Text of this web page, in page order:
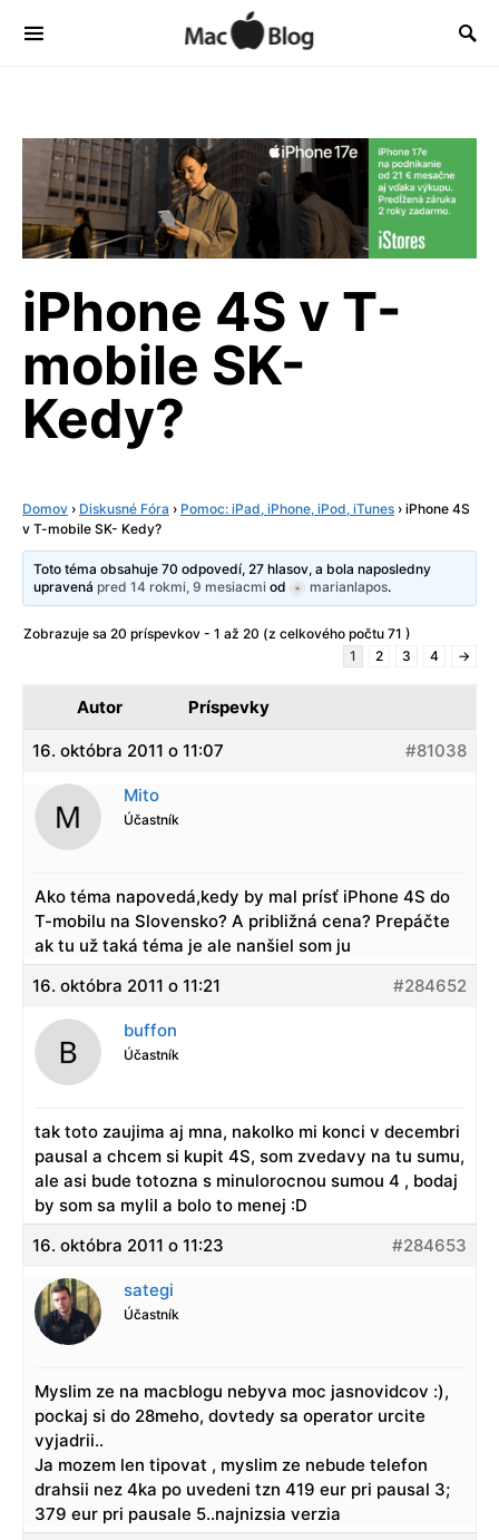
iPhone 4S v T-
mobile SK-
Kedy?
Domov › Diskusné Fóra › Pomoc: iPad, iPhone, iPod, iTunes › iPhone 4S
v T-mobile SK- Kedy?
Toto téma obsahuje 70 odpovedí, 27 hlasov, a bola naposledny
upravenápred 14 rokmi, 9 mesiacmi od marianlapos.
Zobrazuje sa 20 príspevkov - 1 až 20 (z celkového počtu 71 )
1
2 3 4 →
Autor Príspevky
16. októbra 2011 o 11:07 #81038
Mito
Účastník
Ako téma napovedá,kedy by mal prísť iPhone 4S do
T-mobilu na Slovensko? A približná cena? Prepáčte
ak tu už taká téma je ale nanšiel som ju
16. októbra 2011 o 11:21
#284652
buffon
Účastník
tak toto zaujima aj mna, nakolko mi konci v decembri
pausal a chcem si kupit 4S, som zvedavy na tu sumu,
ale asi bude totozna s minulorocnou sumou 4 , bodaj
by som sa mylil a bolo to menej :D
16. októbra 2011 o 11:23
#284653
sategi
Účastník
Myslim ze na macblogu nebyva moc jasnovidcov :),
pockaj si do 28meho, dovtedy sa operator urcite
vyjadrii..
Ja mozem len tipovat , myslim ze nebude telefon
drahsii nez 4ka po uvedeni tzn 419 eur pri pausal 3;
379 eur pri pausale 5..najnizsia verzia